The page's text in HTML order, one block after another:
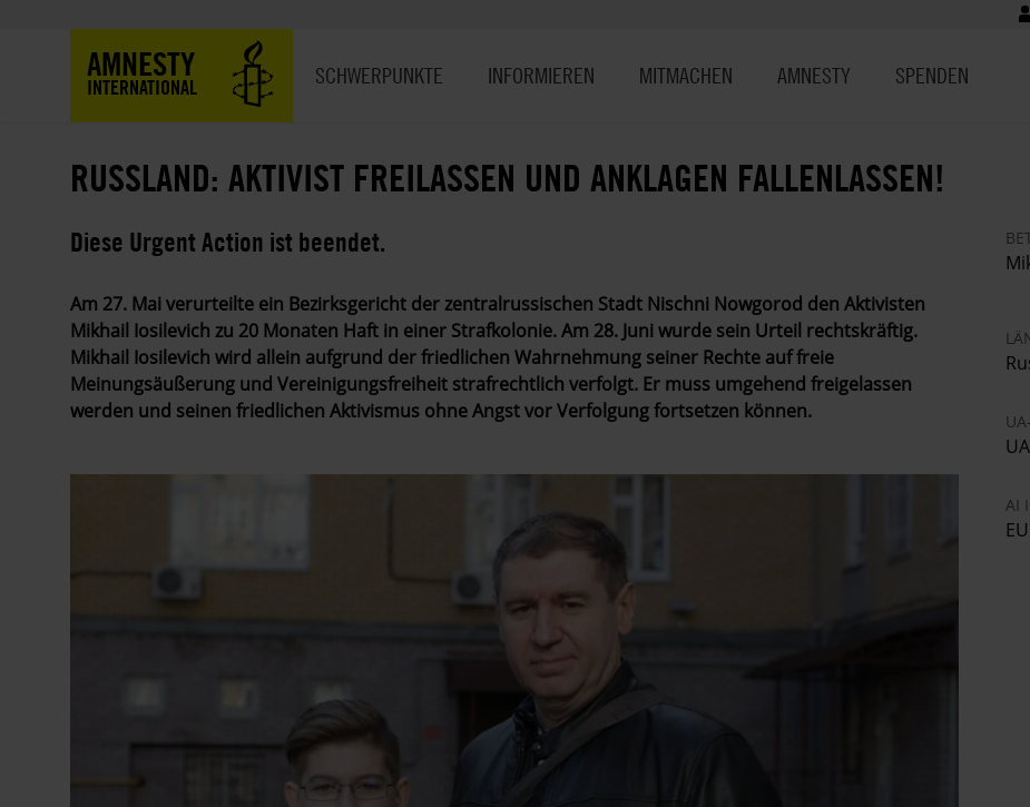
AMNESTY
INTERNATIONAL SCHWERPUNKTE INFORMIEREN MITMACHEN AMNESTY SPENDEN
RUSSLAND: AKTIVIST FREILASSEN UND ANKLAGEN FALLENLASSEN!
Diese Urgent Action ist beendet.
Am 27. Mai verurteilte ein Bezirksgericht der zentralrussischen Stadt Nischni Nowgorod den Aktivisten
Mikhail Iosilevich zu 20 Monaten Haft in einer Strafkolonie. Am 28. Juni wurde sein Urteil rechtskräftig.
Mikhail Iosilevich wird allein aufgrund der friedlichen Wahrnehmung seiner Rechte auf freie
Meinungsäußerung und Vereinigungsfreiheit strafrechtlich verfolgt. Er muss umgehend freigelassen
werden und seinen friedlichen Aktivismus ohne Angst vor Verfolgung fortsetzen können.
AI